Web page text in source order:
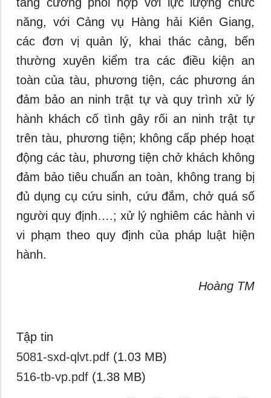
năng, với Cảng vụ Hàng hải Kiên Giang,
các đơn vị quản lý, khai thác cảng, bến
thường xuyên kiểm tra các điều kiện an
toàn của tàu, phương tiện, các phương án
đảm bảo an ninh trật tự và quy trình xử lý
hành khách cố tình gây rối an ninh trật tự
trên tàu, phương tiện; không cấp phép hoạt
động các tàu, phương tiện chở khách không
đảm bảo tiêu chuẩn an toàn, không trang bị
đủ dụng cụ cứu sinh, cứu đắm, chở quá số
người quy định….; xử lý nghiêm các hành vi
vi phạm theo quy định của pháp luật hiện
hành.
Hoàng TM
Tập tin
5081-sxd-qlvt.pdf (1.03 MB)
516-tb-vp.pdf (1.38 MB)